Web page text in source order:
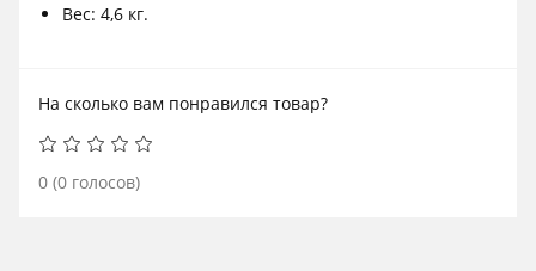
Вес: 4,6 кг.
На сколько вам понравился товар?
0 (0 голосов)